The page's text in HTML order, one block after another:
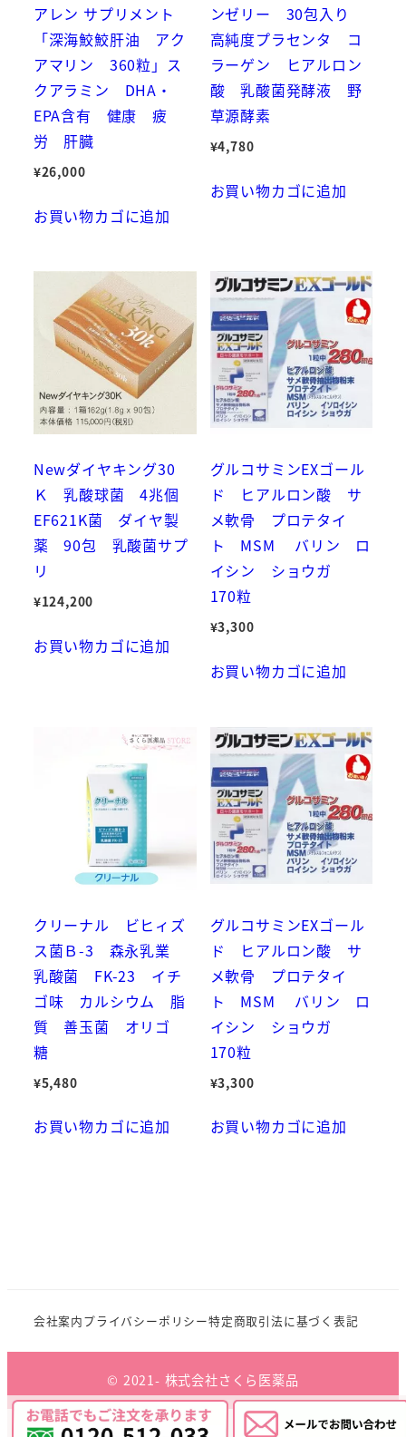
アレン サプリメント
「深海鮫鮫肝油 アク
アマリン 360粒」ス
クアラミン DHA・
EPA含有 健康 疲
労 肝臓
¥26,000
お買い物カゴに追加
ンゼリー 30包入り
高純度プラセンタ コ
ラーゲン ヒアルロン
酸 乳酸菌発酵液 野
草源酵素
¥4,780
お買い物カゴに追加
Newダイヤキング30
Ｋ 乳酸球菌 4兆個
EF621K菌 ダイヤ製
薬 90包 乳酸菌サプ
リ
¥124,200
お買い物カゴに追加
グルコサミンEXゴール
ド ヒアルロン酸 サ
メ軟骨 プロテタイ
ト MSM バリン ロ
イシン ショウガ
170粒
¥3,300
お買い物カゴに追加
クリーナル ビヒィズ
ス菌Ｂ-3 森永乳業
乳酸菌 FK-23 イチ
ゴ味 カルシウム 脂
質 善玉菌 オリゴ
糖
¥5,480
お買い物カゴに追加
グルコサミンEXゴール
ド ヒアルロン酸 サ
メ軟骨 プロテタイ
ト MSM バリン ロ
イシン ショウガ
170粒
¥3,300
お買い物カゴに追加
会社案内プライバシーポリシー特定商取引法に基づく表記
© 2021- 株式会社さくら医薬品